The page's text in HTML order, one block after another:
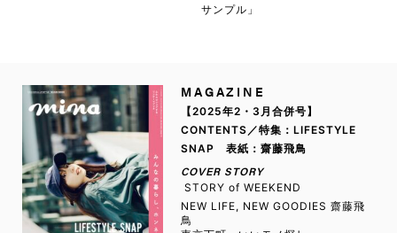
サンプル」
MAGAZINE
【2025年2・3月合併号】
CONTENTS／特集：LIFESTYLE
SNAP 表紙：齋藤飛鳥
COVER STORY
STORY of WEEKEND
NEW LIFE, NEW GOODIES 齋藤飛
鳥